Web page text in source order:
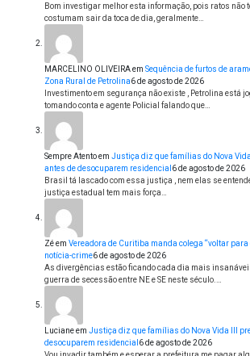
Bom investigar melhor esta informação, pois ratos não
costumam sair da toca de dia, geralmente…
MARCELINO OLIVEIRAem Sequência de furtos de
Zona Rural de Petrolina6 de agosto de 2026
Investimento em segurança não existe , Petrolina está
tomando conta e agente Policial falando que…
Sempre Atentoem Justiça diz que famílias do Nova
antes de desocuparem residencial 6 de agosto de 2026
Brasil tá lascado com essa justiça , nem elas se
justiça estadual tem mais força…
Zéem Vereadora de Curitiba manda colega “voltar para
notícia-crime6 de agosto de 2026
As divergências estão ficando cada dia mais
guerra de secessão entre NE e SE neste século.…
Lucianeem Justiça diz que famílias do Nova Vida III
desocuparem residencial 6 de agosto de 2026